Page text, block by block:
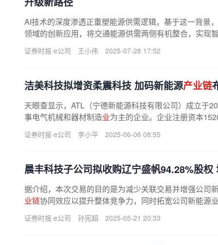
AI技术的深度渗透正重塑能源供需逻辑，基于这一背景，
领域的创新应用，将交通能源供需两侧有机整合，实现
源补给体验，提升 能源产业
证券时报·e公司 王小伟 2025-07-28 17:52
洁美科技拟增资柔震科技 加码新能源产业链
天眼查显示，ATL（宁德新能源科技有限公司）成立于
事电气机械和器材制造业为主的企业。企业注册资本
此次增至中，主要股东承诺，只要ATL...
证券时报·e公司 李小平 2025-06-06 08:55
晨丰科技子公司拟收购辽宁盛帆94.28%股权
据介绍，本次交易的目的是为减少关联交易并增强公司
业链协同效应以提升整体竞争力，同时拓宽公司新能源
格局。辽宁盛帆经营范围包括许可...
证券时报·e公司 孙宪超 2025-05-21 20:33